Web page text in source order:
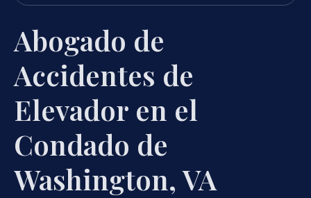
Abogado de
Accidentes de
Elevador en el
Condado de
Washington, VA